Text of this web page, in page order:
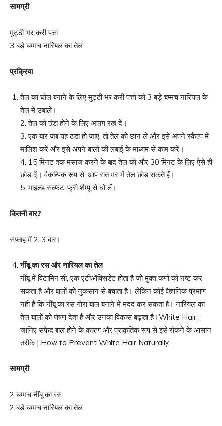
सामग्री
मुट्ठी भर करी पत्ता
3 बड़े चम्मच नारियल का तेल
प्रक्रिया
तेल का घोल बनाने के लिए मुट्ठी भर करी पत्तों को 3 बड़े चम्मच नारियल के
तेल में उबालें।
2. तेल को ठंडा होने के लिए अलग रख दें।
3. एक बार जब यह ठंडा हो जाए, तो तेल को छान लें और इसे अपने स्कैल्प में
मालिश करें और इसे अपने बालों की लंबाई के माध्यम से काम करें।
4. 15 मिनट तक मसाज करने के बाद तेल को और 30 मिनट के लिए ऐसे ही
छोड़ दें। वैकल्पिक रूप से, आप रात भर में तेल छोड़ सकते हैं।
5. माइल्ड सल्फेट-फ्री शैम्पू से धो लें।
कितनी बार?
सप्ताह में 2-3 बार।
नींबू का रस और नारियल का तेल
नींबू में विटामिन सी, एक एंटीऑक्सिडेंट होता है जो मुक्त कणों को नष्ट कर
सकता है और बालों को नुकसान से बचाता है। लेकिन कोई वैज्ञानिक प्रमाण
नहीं है कि नींबू का रस गोरा बाल बनाने में मदद कर सकता है। नारियल का
तेल बालों को पोषण देता है और उनका विकास बढ़ाता है।White Hair :
जानिए सफेद बाल होने के कारण और प्राकृतिक रूप से इसे रोकने के आसान
तरीके | How to Prevent White Hair Naturally.
सामग्री
2 चम्मच नींबू का रस
2 बड़े चम्मच नारियल का तेल